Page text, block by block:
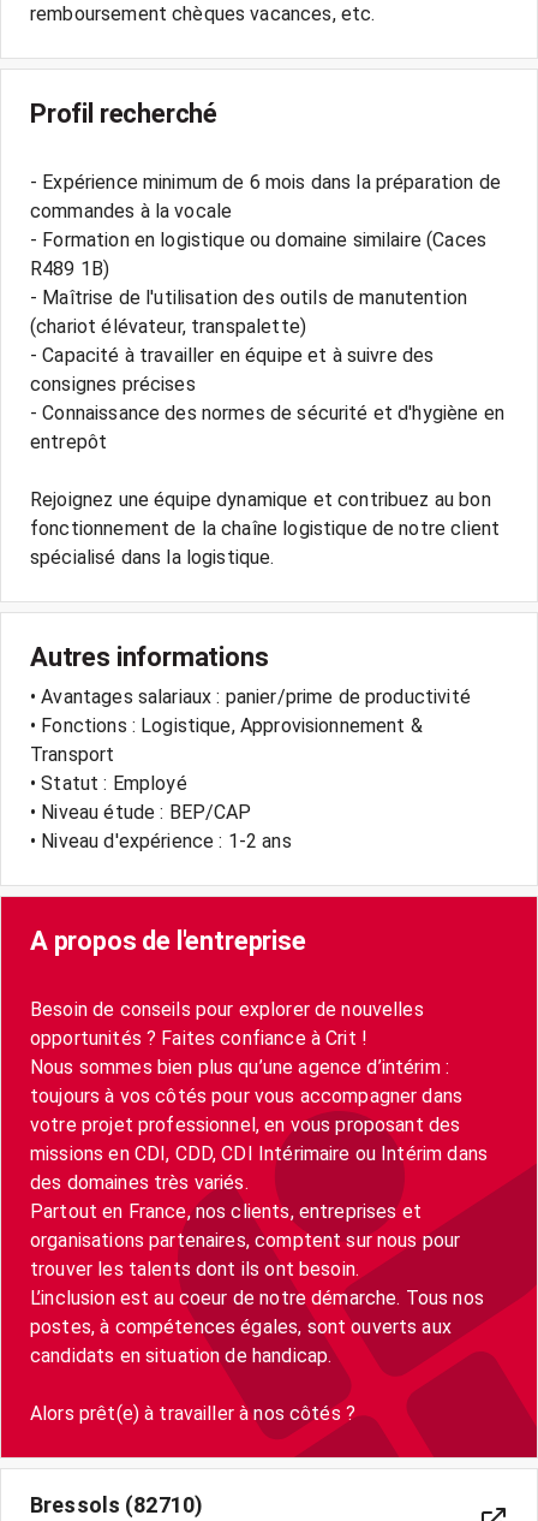
remboursement chèques vacances, etc.
Profil recherché
- Expérience minimum de 6 mois dans la préparation de
commandes à la vocale
- Formation en logistique ou domaine similaire (Caces
R489 1B)
- Maîtrise de l'utilisation des outils de manutention
(chariot élévateur, transpalette)
- Capacité à travailler en équipe et à suivre des
consignes précises
- Connaissance des normes de sécurité et d'hygiène en
entrepôt
Rejoignez une équipe dynamique et contribuez au bon
fonctionnement de la chaîne logistique de notre client
spécialisé dans la logistique.
Autres informations
• Avantages salariaux : panier/prime de productivité
• Fonctions : Logistique, Approvisionnement &
Transport
• Statut : Employé
• Niveau étude : BEP/CAP
• Niveau d'expérience : 1-2 ans
A propos de l'entreprise
Besoin de conseils pour explorer de nouvelles
opportunités ? Faites confiance à Crit !
Nous sommes bien plus qu’une agence d’intérim :
toujours à vos côtés pour vous accompagner dans
votre projet professionnel, en vous proposant des
missions en CDI, CDD, CDI Intérimaire ou Intérim dans
des domaines très variés.
Partout en France, nos clients, entreprises et
organisations partenaires, comptent sur nous pour
trouver les talents dont ils ont besoin.
L’inclusion est au coeur de notre démarche. Tous nos
postes, à compétences égales, sont ouverts aux
candidats en situation de handicap.
Alors prêt(e) à travailler à nos côtés ?
Bressols (82710)